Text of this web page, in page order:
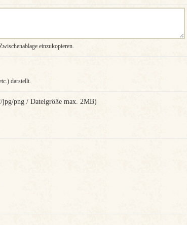
einzukopieren.
darstellt.
png / Dateigröße max. 2MB)